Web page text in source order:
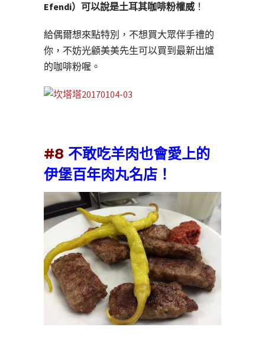
Efendi）可以說是土耳其咖啡粉權威 ！
給偶爾想來點特別，不想買大眾伴手禮的
你，不妨光顧美美先生可以買到最新出爐
的咖啡粉喔。
#8 不敢吃羊肉也會愛上的
伊堡百年肉丸名店！